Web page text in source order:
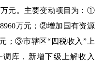
万元。主要变动项目为：①
万元；②增加国有资源
；③市辖区“四税收入”上
库，新增下级上解收入